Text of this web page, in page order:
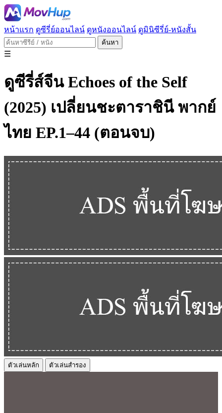
หน้าแรก ดูซีรี่ย์ออนไลน์ ดูหนังออนไลน์ ดูมินิซีรี่ย์-หนังสั้น
ค้นหา
☰
ดูซีรี่ส์จีน Echoes of the Self
(2025) เปลี่ยนชะตาราชินี พากย์
ไทย EP.1–44 (ตอนจบ)
ตัวเล่นหลัก ตัวเล่นสำรอง